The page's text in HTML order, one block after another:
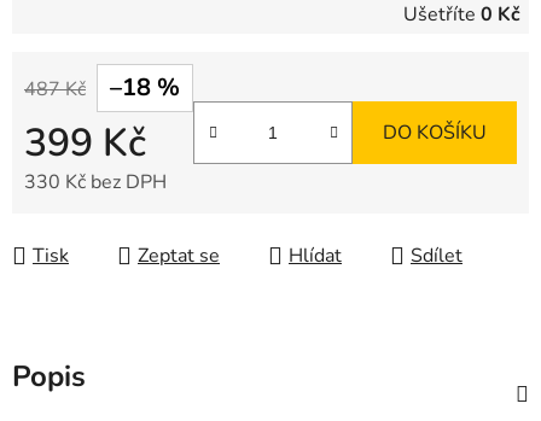
Ušetříte 0 Kč
487 Kč –18 %
399 Kč
330 Kč bez DPH
DO KOŠÍKU
Tisk Zeptat se Hlídat Sdílet
Popis